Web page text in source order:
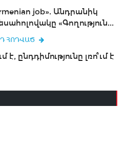
job». Անդրանիկ
«Գողություն...
ՀՈԴՎԱԾ
ընդդիմությունը լռո՞ւմ է